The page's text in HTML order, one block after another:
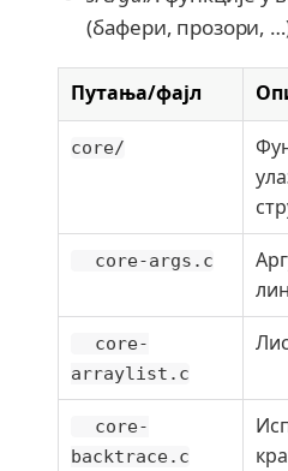
(бафери, прозори,
Путања/фајл
core/
core-args.c
core-
arraylist.c
core-
backtrace.c